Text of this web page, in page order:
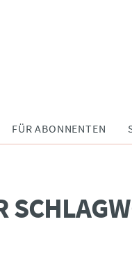
FÜR ABONNENTEN